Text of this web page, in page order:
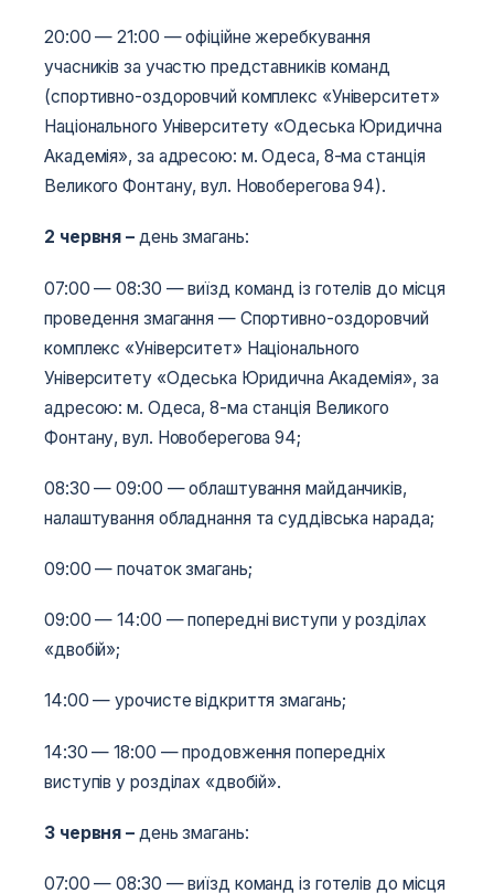
20:00­­­ — 21:00 — офіційне жеребкування
учасників за участю представників команд
(спортивно-оздоровчий комплекс «Університет»
Національного Університету «Одеська Юридична
Академія», за адресою: м. Одеса, 8-ма станція
Великого Фонтану, вул. Новоберегова 94).
2 червня – день змагань:
07:00 — 08:30 — виїзд команд із готелів до місця
проведення змагання — Спортивно-оздоровчий
комплекс «Університет» Національного
Університету «Одеська Юридична Академія», за
адресою: м. Одеса, 8-ма станція Великого
Фонтану, вул. Новоберегова 94;
08:30 — 09:00 — облаштування майданчиків,
налаштування обладнання та суддівська нарада;
09:00 — початок змагань;
09:00 — 14:00 — попередні виступи у розділах
«двобій»;
14:00 — урочисте відкриття змагань;
14:30 — 18:00 — продовження попередніх
виступів у розділах «двобій».
3 червня– день змагань:
07:00 — 08:30 — виїзд команд із готелів до місця